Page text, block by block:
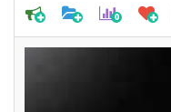
0